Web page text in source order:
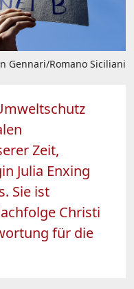
Gennari/Romano Siciliani
Zeit,
Julia Enxing
Sie ist
Christi
für die